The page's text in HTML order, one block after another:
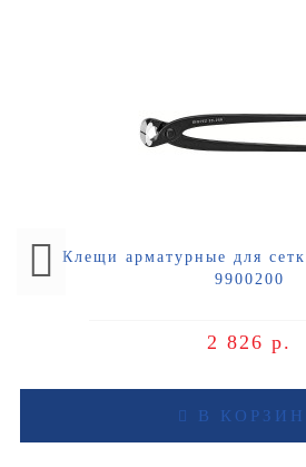
Клещи арматурные для
9900200
2 826 р.
В